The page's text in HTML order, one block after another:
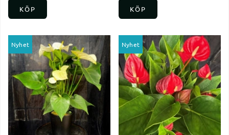
KÖP KÖP
Nyhet Nyhet